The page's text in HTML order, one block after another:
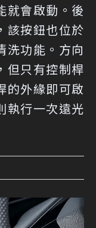
就會啟動。後
該按鈕也位於
洗功能。方向
但只有控制桿
的外緣即可啟
執行一次遠光